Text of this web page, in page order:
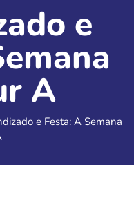
e
A
e Festa: A Semana